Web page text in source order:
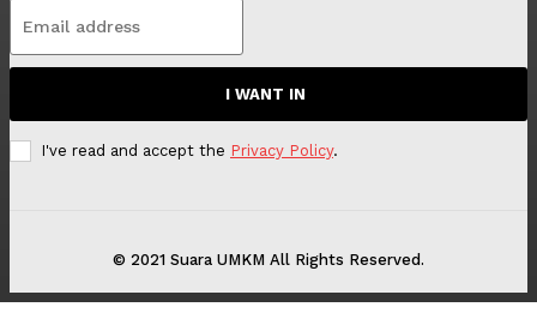
I WANT IN
I've read and accept the Privacy Policy.
© 2021 Suara UMKM All Rights Reserved.